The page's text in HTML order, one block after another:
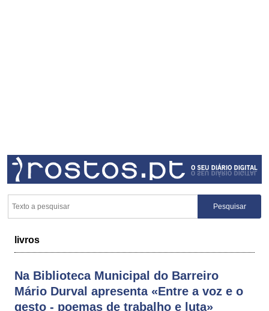
livros
Na Biblioteca Municipal do Barreiro
Mário Durval apresenta «Entre a voz e o
gesto - poemas de trabalho e luta»